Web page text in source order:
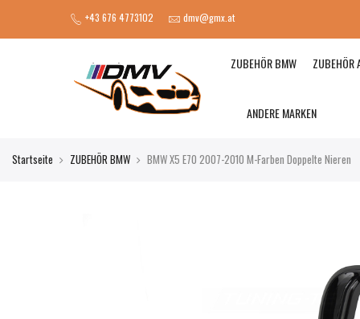
+43 676 4773102 dmv@gmx.at
ZUBEHÖR BMW ZUBEHÖR
ANDERE MARKEN
Startseite ZUBEHÖR BMW BMW X5 E70 2007-2010 M-Farben Doppelte Nieren